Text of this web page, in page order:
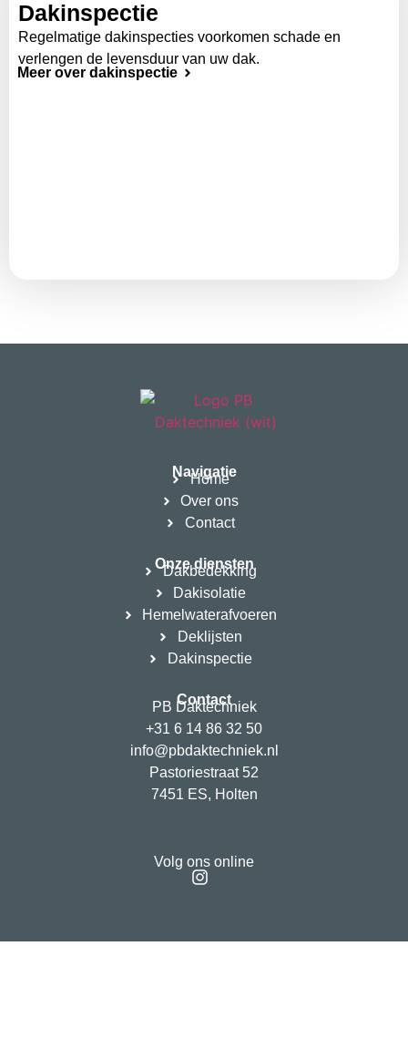
Dakinspectie
Regelmatige dakinspecties voorkomen schade en
verlengen de levensduur van uw dak.
Meer over dakinspectie
Navigatie
Home
Over ons
Contact
Onze diensten
Dakbedekking
Dakisolatie
Hemelwaterafvoeren
Deklijsten
Dakinspectie
Contact
PB Daktechniek
+31 6 14 86 32 50
info@pbdaktechniek.nl
Pastoriestraat 52
7451 ES, Holten
Volg ons online